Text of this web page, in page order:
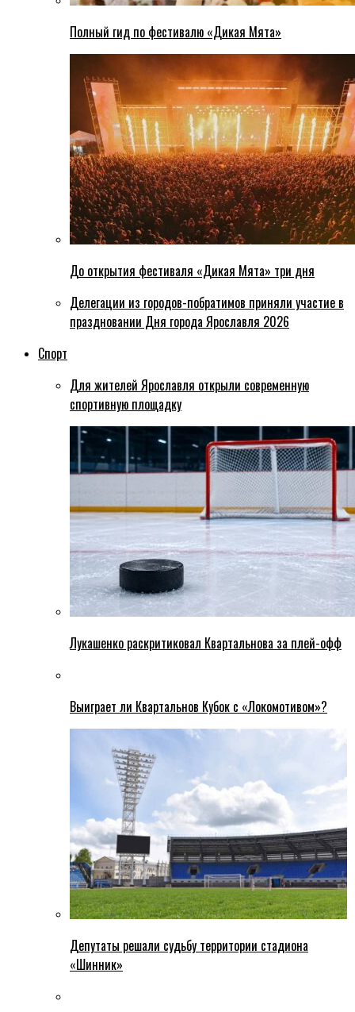
Полный гид по фестивалю «Дикая Мята»
До открытия фестиваля «Дикая Мята» три дня
Делегации из городов-побратимов приняли участие в
праздновании Дня города Ярославля 2026
Спорт
Для жителей Ярославля открыли современную
спортивную площадку
Лукашенко раскритиковал Квартальнова за плей-офф
Выиграет ли Квартальнов Кубок с «Локомотивом»?
Депутаты решали судьбу территории стадиона
«Шинник»